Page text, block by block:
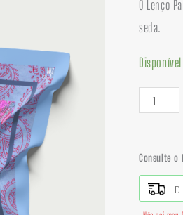
O Lenço
seda.
|
SEDA
Consulte o